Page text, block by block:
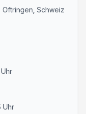
Oftringen, Schweiz
Uhr